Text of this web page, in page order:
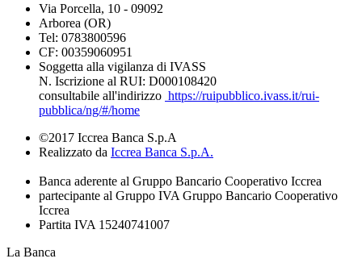
Via Porcella, 10 - 09092
Arborea (OR)
Tel: 0783800596
CF: 00359060951
Soggetta alla vigilanza di IVASS
N. Iscrizione al RUI: D000108420
consultabile all'indirizzo https://ruipubblico.ivass.it/rui-
pubblica/ng/#/home
©2017 Iccrea Banca S.p.A
Realizzato da Iccrea Banca S.p.A.
Banca aderente al Gruppo Bancario Cooperativo Iccrea
partecipante al Gruppo IVA Gruppo Bancario Cooperativo
Iccrea
Partita IVA 15240741007
La Banca